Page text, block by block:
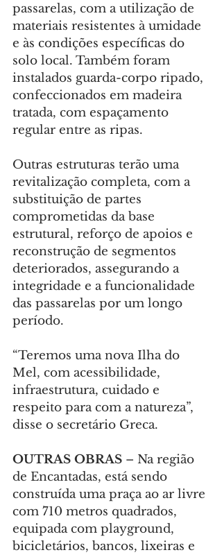
passarelas, com a utilização de
materiais resistentes à umidade
e às condições específicas do
solo local. Também foram
instalados guarda-corpo ripado,
confeccionados em madeira
tratada, com espaçamento
regular entre as ripas.
Outras estruturas terão uma
revitalização completa, com a
substituição de partes
comprometidas da base
estrutural, reforço de apoios e
reconstrução de segmentos
deteriorados, assegurando a
integridade e a funcionalidade
das passarelas por um longo
período.
“Teremos uma nova Ilha do
Mel, com acessibilidade,
infraestrutura, cuidado e
respeito para com a natureza”,
disse o secretário Greca.
OUTRAS OBRAS – Na região
de Encantadas, está sendo
construída uma praça ao ar livre
com 710 metros quadrados,
equipada com playground,
bicicletários, bancos, lixeiras e